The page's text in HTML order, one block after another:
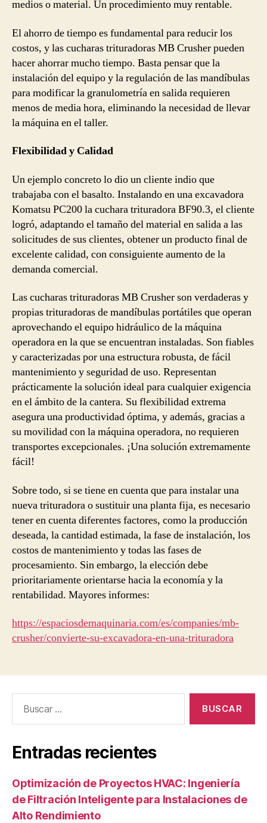
medios o material. Un procedimiento muy rentable.
El ahorro de tiempo es fundamental para reducir los
costos, y las cucharas trituradoras MB Crusher pueden
hacer ahorrar mucho tiempo. Basta pensar que la
instalación del equipo y la regulación de las mandíbulas
para modificar la granulometría en salida requieren
menos de media hora, eliminando la necesidad de llevar
la máquina en el taller.
Flexibilidad y Calidad
Un ejemplo concreto lo dio un cliente indio que
trabajaba con el basalto. Instalando en una excavadora
Komatsu PC200 la cuchara trituradora BF90.3, el cliente
logró, adaptando el tamaño del material en salida a las
solicitudes de sus clientes, obtener un producto final de
excelente calidad, con consiguiente aumento de la
demanda comercial.
Las cucharas trituradoras MB Crusher son verdaderas y
propias trituradoras de mandíbulas portátiles que operan
aprovechando el equipo hidráulico de la máquina
operadora en la que se encuentran instaladas. Son fiables
y caracterizadas por una estructura robusta, de fácil
mantenimiento y seguridad de uso. Representan
prácticamente la solución ideal para cualquier exigencia
en el ámbito de la cantera. Su flexibilidad extrema
asegura una productividad óptima, y además, gracias a
su movilidad con la máquina operadora, no requieren
transportes excepcionales. ¡Una solución extremamente
fácil!
Sobre todo, si se tiene en cuenta que para instalar una
nueva trituradora o sustituir una planta fija, es necesario
tener en cuenta diferentes factores, como la producción
deseada, la cantidad estimada, la fase de instalación, los
costos de mantenimiento y todas las fases de
procesamiento. Sin embargo, la elección debe
prioritariamente orientarse hacia la economía y la
rentabilidad. Mayores informes:
https://espaciosdemaquinaria.com/es/companies/mb-
crusher/convierte-su-excavadora-en-una-trituradora
Entradas recientes
Optimización de Proyectos HVAC: Ingeniería
de Filtración Inteligente para Instalaciones de
Alto Rendimiento